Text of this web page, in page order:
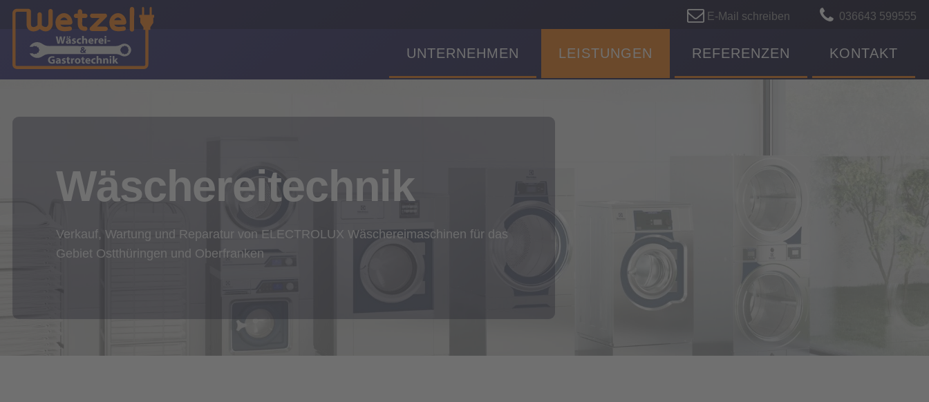
E-Mail schreiben 036643 599555
UNTERNEHMEN LEISTUNGEN REFERENZEN KONTAKT
Wäschereitechnik
Verkauf, Wartung und Reparatur von ELECTROLUX Wäschereimaschinen für das
Gebiet Ostthüringen und Oberfranken